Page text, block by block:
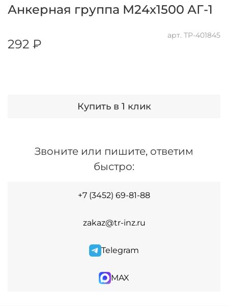
арт. ТР-401845
Анкерная группа М24х1500 АГ-1
292 ₽
Купить в 1 клик
Звоните или пишите, ответим
быстро:
+7 (3452) 69-81-88
zakaz@tr-inz.ru
Telegram
MAX